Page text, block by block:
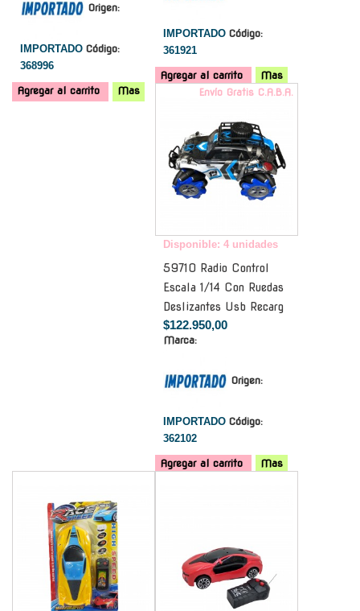
Origen:
IMPORTADO Código:
368996
Agregar al carrito Mas
IMPORTADO Código:
361921
Agregar al carrito
Mas
Envío Gratis C.A.B.A.
Disponible: 4 unidades
59710 Radio Control
Escala 1/14 Con Ruedas
Deslizantes Usb Recarg
$122.950,00
Marca:
Origen:
IMPORTADO Código:
362102
Agregar al carrito
Mas